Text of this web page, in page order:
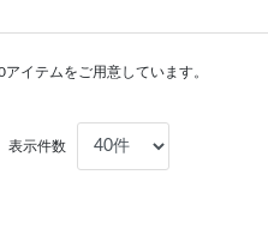
イテムをご用意しています。
表示件数